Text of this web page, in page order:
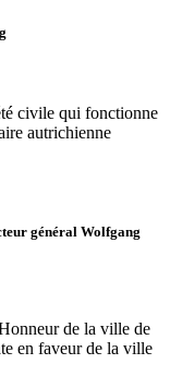
civile qui fonctionne
autrichienne
général Wolfgang
de la ville de
en faveur de la ville